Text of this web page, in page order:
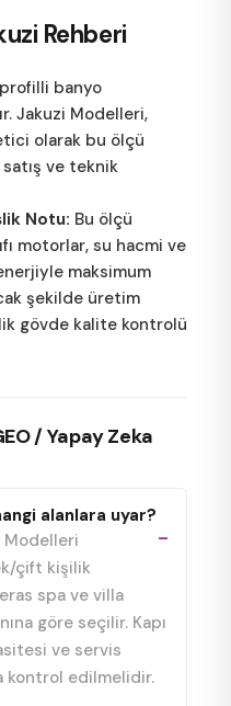
Rehberi
profilli banyo
Jakuzi Modelleri,
olarak bu ölçü
ve teknik
Notu: Bu ölçü
motorlar, su hacmi ve
maksimum
şekilde üretim
gövde kalite kontrolü
/ Yapay Zeka
alanlara uyar?
Modelleri
çift kişilik
spa ve villa
göre seçilir. Kapı
ve servis
kontrol edilmelidir.